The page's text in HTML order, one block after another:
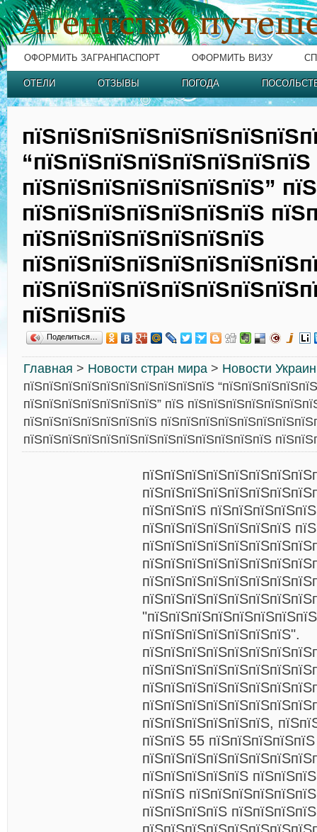
ОФОРМИТЬ ЗАГРАНПАСПОРТ ОФОРМИТЬ ВИЗУ
ОТЕЛИ ОТЗЫВЫ ПОГОДА
“пїЅпїЅпїЅпїЅпїЅпїЅпїЅпїЅ
пїЅпїЅпїЅпїЅпїЅпїЅпїЅ” пїЅ
пїЅпїЅпїЅпїЅпїЅпїЅпїЅ
пїЅпїЅпїЅпїЅпїЅпїЅпїЅ
пїЅпїЅпїЅ
Поделиться…
Главная > Новости стран мира > Новости
пїЅпїЅпїЅпїЅпїЅпїЅпїЅпїЅпїЅпїЅ
пїЅпїЅпїЅпїЅпїЅпїЅпїЅ” пїЅ
пїЅпїЅпїЅпїЅпїЅпїЅпїЅ
пїЅпїЅпїЅпїЅпїЅпїЅпїЅпїЅпїЅпїЅпїЅпїЅпїЅ
пїЅпїЅпїЅ
пїЅпїЅпїЅпїЅпїЅпїЅпїЅ
"пїЅпїЅпїЅпїЅпїЅпїЅпїЅпїЅ
пїЅпїЅпїЅпїЅпїЅпїЅпїЅ".
пїЅпїЅпїЅпїЅпїЅпїЅ,
пїЅпїЅ 55
пїЅпїЅпїЅпїЅпїЅ
пїЅпїЅ
пїЅпїЅпїЅпїЅ